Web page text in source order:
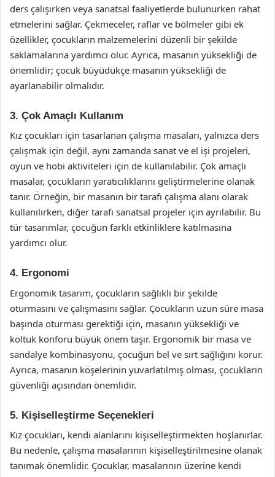
ders çalışırken veya sanatsal faaliyetlerde bulunurken rahat
etmelerini sağlar. Çekmeceler, raflar ve bölmeler gibi ek
özellikler, çocukların malzemelerini düzenli bir şekilde
saklamalarına yardımcı olur. Ayrıca, masanın yüksekliği de
önemlidir; çocuk büyüdükçe masanın yüksekliği de
ayarlanabilir olmalıdır.
3. Çok Amaçlı Kullanım
Kız çocukları için tasarlanan çalışma masaları, yalnızca ders
çalışmak için değil, aynı zamanda sanat ve el işi projeleri,
oyun ve hobi aktiviteleri için de kullanılabilir. Çok amaçlı
masalar, çocukların yaratıcılıklarını geliştirmelerine olanak
tanır. Örneğin, bir masanın bir tarafı çalışma alanı olarak
kullanılırken, diğer tarafı sanatsal projeler için ayrılabilir. Bu
tür tasarımlar, çocuğun farklı etkinliklere katılmasına
yardımcı olur.
4. Ergonomi
Ergonomik tasarım, çocukların sağlıklı bir şekilde
oturmasını ve çalışmasını sağlar. Çocukların uzun süre masa
başında oturması gerektiği için, masanın yüksekliği ve
koltuk konforu büyük önem taşır. Ergonomik bir masa ve
sandalye kombinasyonu, çocuğun bel ve sırt sağlığını korur.
Ayrıca, masanın köşelerinin yuvarlatılmış olması, çocukların
güvenliği açısından önemlidir.
5. Kişiselleştirme Seçenekleri
Kız çocukları, kendi alanlarını kişiselleştirmekten hoşlanırlar.
Bu nedenle, çalışma masalarının kişiselleştirilmesine olanak
tanımak önemlidir. Çocuklar, masalarının üzerine kendi